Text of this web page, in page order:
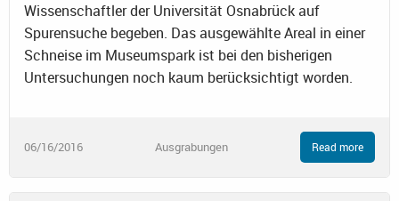
Wissenschaftler der Universität Osnabrück auf
Spurensuche begeben. Das ausgewählte Areal in einer
Schneise im Museumspark ist bei den bisherigen
Untersuchungen noch kaum berücksichtigt worden.
06/16/2016 Ausgrabungen Read more